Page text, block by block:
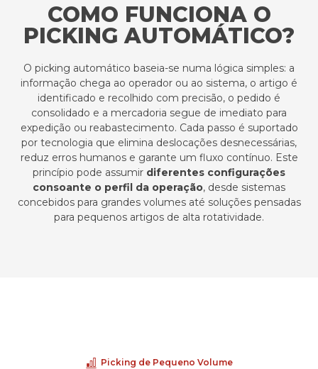
COMO FUNCIONA O
PICKING AUTOMÁTICO?
O picking automático baseia-se numa lógica simples: a
informação chega ao operador ou ao sistema, o artigo é
identificado e recolhido com precisão, o pedido é
consolidado e a mercadoria segue de imediato para
expedição ou reabastecimento. Cada passo é suportado
por tecnologia que elimina deslocações desnecessárias,
reduz erros humanos e garante um fluxo contínuo. Este
princípio pode assumir diferentes configurações
consoante o perfil da operação, desde sistemas
concebidos para grandes volumes até soluções pensadas
para pequenos artigos de alta rotatividade.
Picking de Pequeno Volume